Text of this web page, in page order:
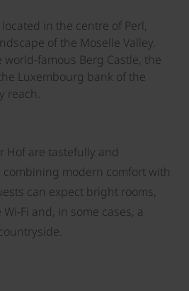
in the centre of Perl,
of the Moselle Valley.
famous Berg Castle, the
Luxembourg bank of the
reach.
Hof are tastefully and
modern comfort with
can expect bright rooms,
Fi and, in some cases, a